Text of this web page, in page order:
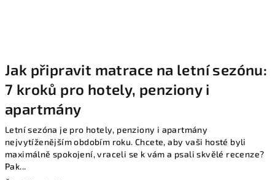
Jak připravit matrace na letní sezónu:
7 kroků pro hotely, penziony i
apartmány
Letní sezóna je pro hotely, penziony i apartmány
nejvytíženějším obdobím roku. Chcete, aby vaši hosté byli
maximálně spokojení, vraceli se k vám a psali skvělé recenze?
Pak...